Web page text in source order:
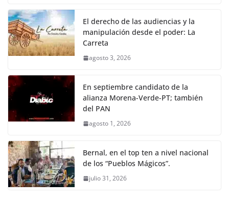
El derecho de las audiencias y la
manipulación desde el poder: La
Carreta
agosto 3, 2026
En septiembre candidato de la
alianza Morena-Verde-PT; también
del PAN
agosto 1, 2026
Bernal, en el top ten a nivel nacional
de los “Pueblos Mágicos”.
julio 31, 2026